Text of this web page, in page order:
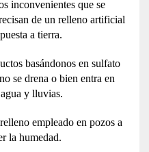
inconvenientes que se
de un relleno artificial
a tierra.
basándonos en sulfato
se drena o bien entra en
y lluvias.
empleado en pozos a
la humedad.